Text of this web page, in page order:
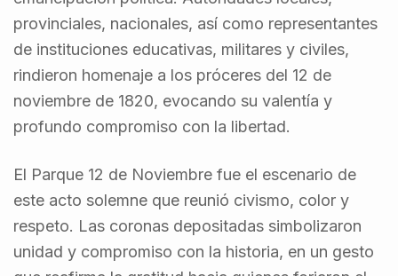
provinciales, nacionales, así como representantes
de instituciones educativas, militares y civiles,
rindieron homenaje a los próceres del 12 de
noviembre de 1820, evocando su valentía y
profundo compromiso con la libertad.
El Parque 12 de Noviembre fue el escenario de
este acto solemne que reunió civismo, color y
respeto. Las coronas depositadas simbolizaron
unidad y compromiso con la historia, en un gesto